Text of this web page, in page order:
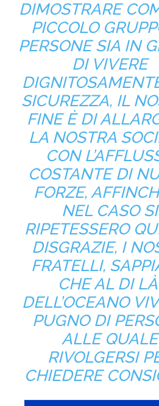
DIMOSTRARE
PICCOLO
PERSONE SIA IN
DI VIVERE
SICUREZZA, IL
FINE È DI
LA NOSTRA
CON
COSTANTE DI
FORZE,
NEL CASO SI
RIPETESSERO
DISGRAZIE, I
FRATELLI,
CHE AL DI LÀ
DELL’OCEANO
PUGNO DI
ALLE QUALE
RIVOLGERSI
CHIEDERE